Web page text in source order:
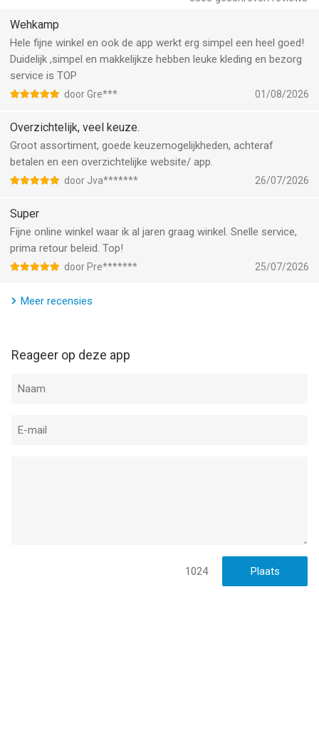
Leuker
- Ontdek je persoonlijke homepage, met artikelen speciaal voor
jou.
- Shop deals die alleen in de app geldig zijn.
- Bekijk onze liveshows en doe mee aan exclusieve winacties.
en check onze tips.
- Profiteer eerder van sommige acties. Een dag voordat je ze
op onze website vindt, staan ze al in onze app.
New Balance, MS Mode en WE Fashion.
--
app voor iPhone, iPad en iPod touch met iOS versie 17.0 of
Informatie voor Wehkamp - Shop onlineis het laatst vergeleken
Wehkamp
Hele fijne winkel en ook de app werkt erg simpel een heel goed!
Duidelijk ,simpel en makkelijkze hebben leuke kleding en bezorg
service is TOP
door Gre*** 01/08/2026
Overzichtelijk, veel keuze.
Groot assortiment, goede keuzemogelijkheden, achteraf
betalen en een overzichtelijke website/ app.
door Jva******* 26/07/2026
Super
Fijne online winkel waar ik al jaren graag winkel. Snelle service,
prima retour beleid. Top!
door Pre******* 25/07/2026
Meer recensies
Reageer op deze app
1024